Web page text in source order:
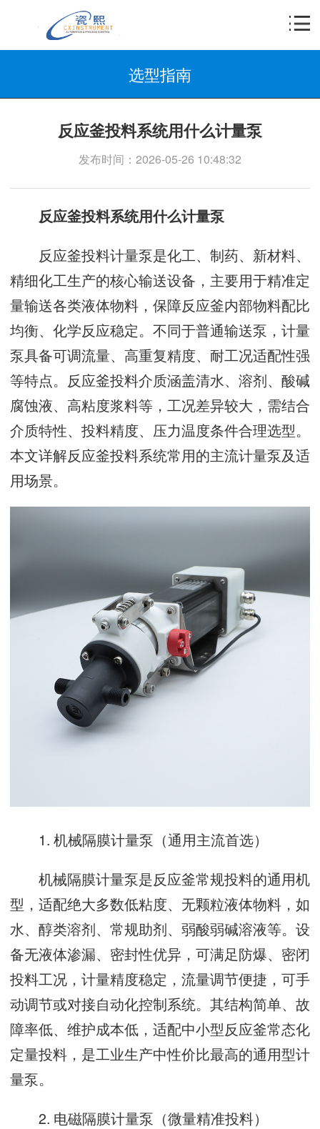
选型指南
反应釜投料系统用什么计量泵
发布时间：2026-05-26 10:48:32
反应釜投料系统用什么计量泵
反应釜投料计量泵是化工、制药、新材料、
精细化工生产的核心输送设备，主要用于精准定
量输送各类液体物料，保障反应釜内部物料配比
均衡、化学反应稳定。不同于普通输送泵，计量
泵具备可调流量、高重复精度、耐工况适配性强
等特点。反应釜投料介质涵盖清水、溶剂、酸碱
腐蚀液、高粘度浆料等，工况差异较大，需结合
介质特性、投料精度、压力温度条件合理选型。
本文详解反应釜投料系统常用的主流计量泵及适
用场景。
1. 机械隔膜计量泵（通用主流首选）
机械隔膜计量泵是反应釜常规投料的通用机
型，适配绝大多数低粘度、无颗粒液体物料，如
水、醇类溶剂、常规助剂、弱酸弱碱溶液等。设
备无液体渗漏、密封性优异，可满足防爆、密闭
投料工况，计量精度稳定，流量调节便捷，可手
动调节或对接自动化控制系统。其结构简单、故
障率低、维护成本低，适配中小型反应釜常态化
定量投料，是工业生产中性价比最高的通用型计
量泵。
2. 电磁隔膜计量泵（微量精准投料）